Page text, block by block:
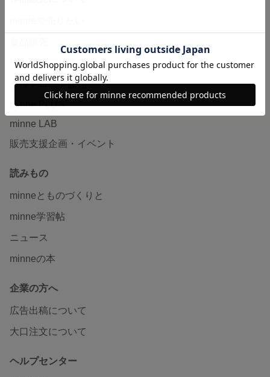
ヴィンテージ販売
ダウンロード販売
minne PLUS
minne LAB
販売支援企画・イベント
読みもの
minneとものづくりと
minne学習帖
ニュース
minneの本
企業の方へ
広告出稿について
大口注文について
ヘルプセンター